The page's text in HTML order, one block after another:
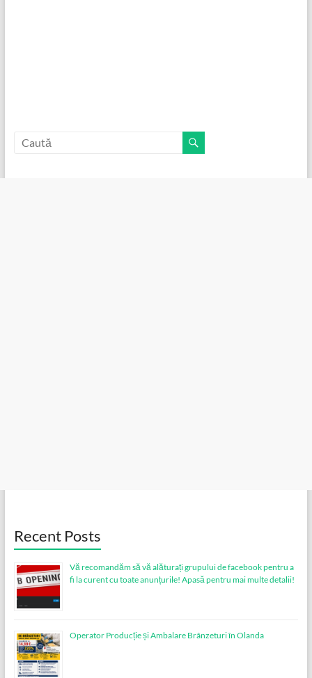
Recent Posts
Vă recomandăm să vă alăturați grupului de facebook pentru a
fi la curent cu toate anunțurile! Apasă pentru mai multe detalii!
Operator Producție și Ambalare Brânzeturi în Olanda